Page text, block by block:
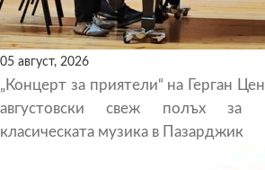
05 август, 2026
„Концерт за приятели“ на Герган
августовски свеж полъх за
класическата музика в Пазарджик